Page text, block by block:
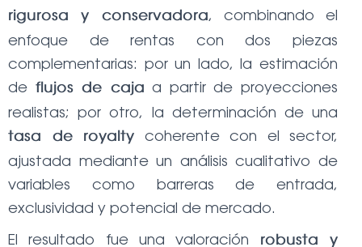
rigurosa y conservadora, combinando el
enfoque de rentas con dos piezas
complementarias: por un lado, la estimación
de flujos de caja a partir de proyecciones
realistas; por otro, la determinación de una
tasa de royalty
coherente con el sector,
ajustada mediante un análisis cualitativo de
variables como barreras de entrada,
exclusividad y potencial de mercado.
El resultado fue una valoración
robusta y